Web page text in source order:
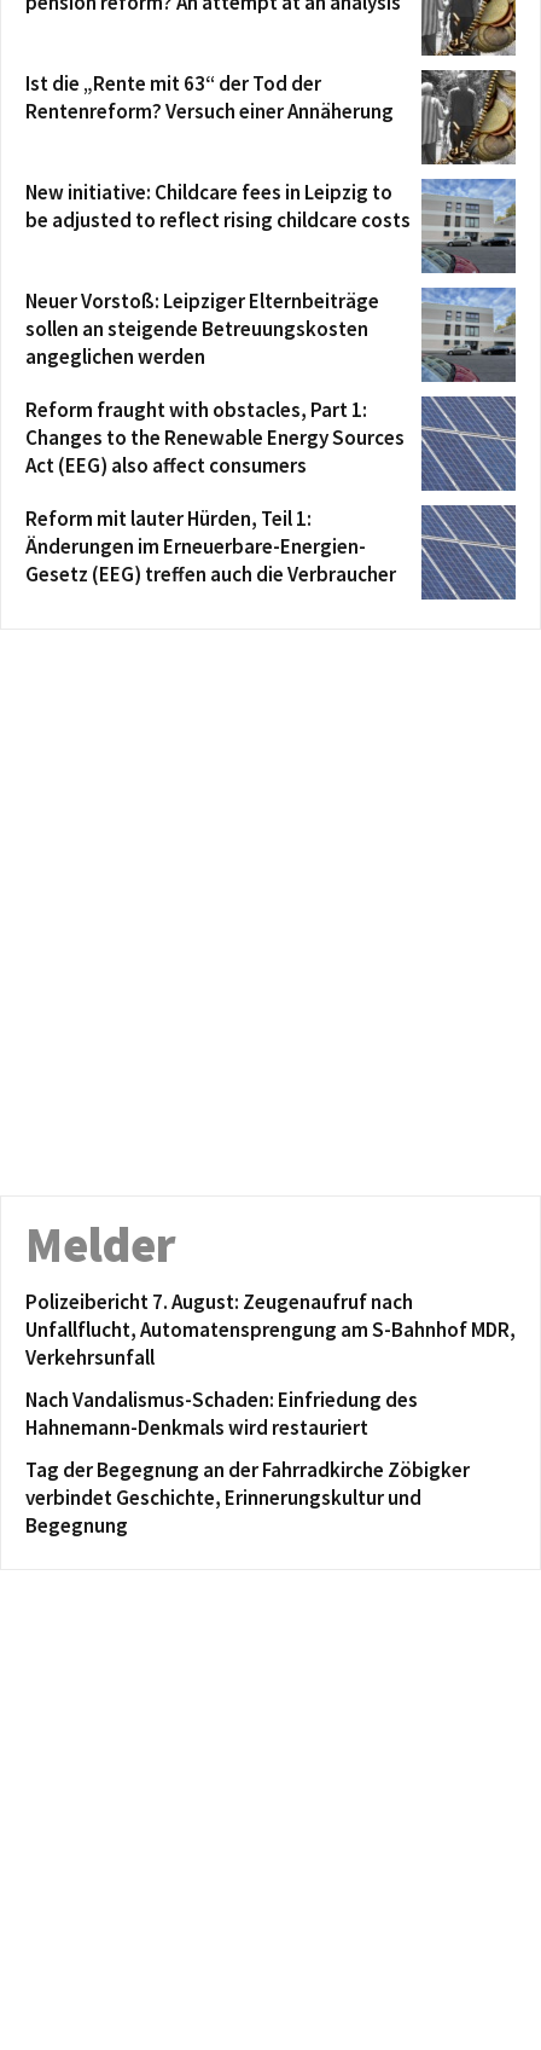
Ist die „Rente mit 63“ der Tod der
Rentenreform? Versuch einer Annäherung
New initiative: Childcare fees in Leipzig to
be adjusted to reflect rising childcare costs
Neuer Vorstoß: Leipziger Elternbeiträge
sollen an steigende Betreuungskosten
angeglichen werden
Reform fraught with obstacles, Part 1:
Changes to the Renewable Energy Sources
Act (EEG) also affect consumers
Reform mit lauter Hürden, Teil 1:
Änderungen im Erneuerbare-Energien-
Gesetz (EEG) treffen auch die Verbraucher
Melder
Polizeibericht 7. August: Zeugenaufruf nach
Unfallflucht, Automatensprengung am S-Bahnhof MDR,
Verkehrsunfall
Nach Vandalismus-Schaden: Einfriedung des
Hahnemann-Denkmals wird restauriert
Tag der Begegnung an der Fahrradkirche Zöbigker
verbindet Geschichte, Erinnerungskultur und
Begegnung